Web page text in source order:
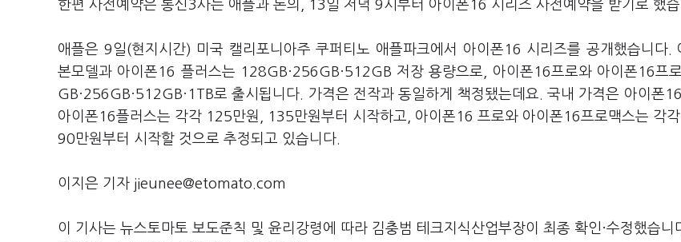
한편 사전예약은 통신3사는 애플과 논의, 13일 저녁 9시부터 아이폰16 시리즈 사전예약을 받기로 했습
애플은 9일(현지시간) 미국 캘리포니아주 쿠퍼티노 애플파크에서 아이폰16 시리즈를 공개했습니다.
본모델과 아이폰16 플러스는 128GB·256GB·512GB 저장 용량으로, 아이폰16프로와 아이폰16프
GB·256GB·512GB·1TB로 출시됩니다. 가격은 전작과 동일하게 책정됐는데요. 국내 가격은 아이폰
아이폰16플러스는 각각 125만원, 135만원부터 시작하고, 아이폰16 프로와 아이폰16프로맥스는 각
90만원부터 시작할 것으로 추정되고 있습니다.
이지은 기자 jieunee@etomato.com
이 기사는 뉴스토마토 보도준칙 및 윤리강령에 따라 김충범 테크지식산업부장이 최종 확인·수정했습니